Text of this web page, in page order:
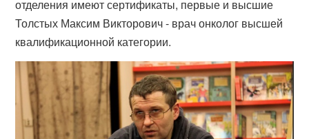
отделения имеют сертификаты, первые и высшие
Толстых Максим Викторович - врач онколог высшей
квалификационной категории.